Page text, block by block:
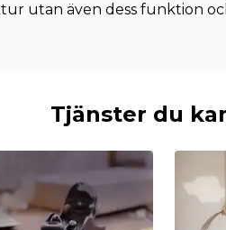
utan även dess funktion
Tjänster du